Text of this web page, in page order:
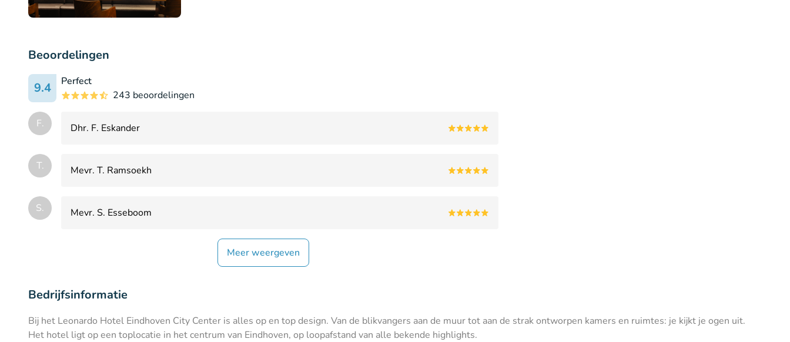
Beoordelingen
9.4
Perfect
243 beoordelingen
F. Dhr. F. Eskander
T. Mevr. T. Ramsoekh
S. Mevr. S. Esseboom
Meer weergeven
Bedrijfsinformatie
Bij het Leonardo Hotel Eindhoven City Center is alles op en top design. Van de blikvangers aan de muur tot aan de strak ontworpen kamers en ruimtes: je kijkt je ogen uit.
Het hotel ligt op een toplocatie in het centrum van Eindhoven, op loopafstand van alle bekende highlights.